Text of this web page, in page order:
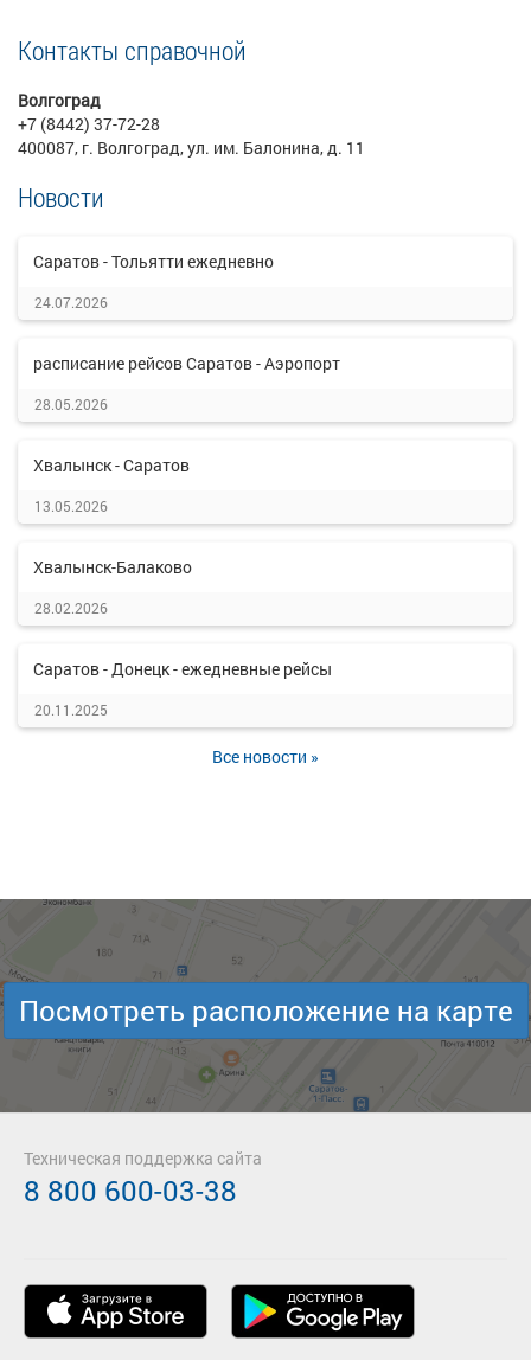
Контакты справочной
Волгоград
+7 (8442) 37-72-28
400087, г. Волгоград, ул. им. Балонина, д. 11
Новости
Саратов - Тольятти ежедневно
24.07.2026
расписание рейсов Саратов - Аэропорт
28.05.2026
Хвалынск - Саратов
13.05.2026
Хвалынск-Балаково
28.02.2026
Саратов - Донецк - ежедневные рейсы
20.11.2025
Все новости »
Посмотреть расположение на карте
Техническая поддержка сайта
8 800 600-03-38